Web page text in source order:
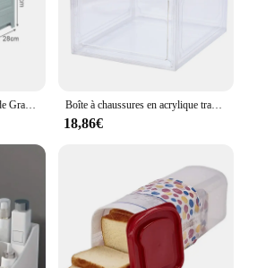
Boîte de Rangement Pliable de Grande Capacité, Empilable, Fenêtre Transparente, pour Chambre à Coucher, Jouet, Maison Boîte à chaussures en acrylique transparent, affichage en plastique, assemblage mural de chaussures haut de gamme, armoire de rangement en plastique dur
18,86€